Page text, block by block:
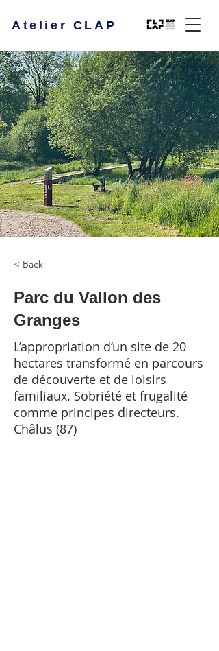
Atelier CLAP
< Back
Parc du Vallon des
Granges
L’appropriation d’un site de 20
hectares transformé en parcours
de découverte et de loisirs
familiaux. Sobriété et frugalité
comme principes directeurs.
Châlus (87)